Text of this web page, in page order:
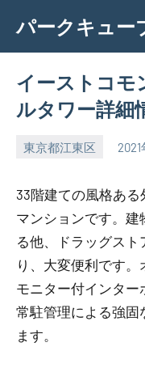
content
パークキュー
イーストコモ
ルタワー詳細
東京都江東区
33階建ての風格あ
マンションです。建
る他、ドラッグス
り、大変便利です
モニター付インター
常駐管理による強固
ます。